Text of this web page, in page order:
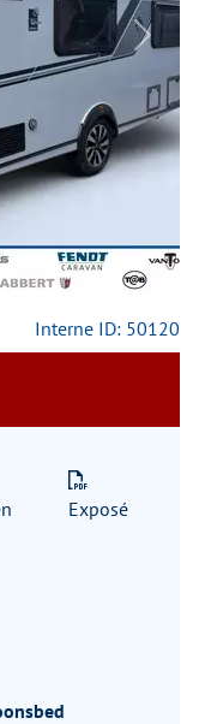
Next
Interne ID: 50120
Exposé